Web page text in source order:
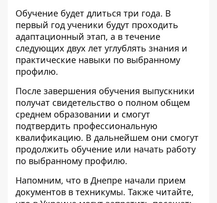
Обучение будет длиться три года. В
первый год ученики будут проходить
адаптационный этап, а в течение
следующих двух лет углублять знания и
практические навыки по выбранному
профилю.
После завершения обучения выпускники
получат свидетельство о полном общем
среднем образовании и смогут
подтвердить профессиональную
квалификацию. В дальнейшем они смогут
продолжить обучение или начать работу
по выбранному профилю.
Напомним, что в Днепре начали прием
документов в техникумы. Также читайте,